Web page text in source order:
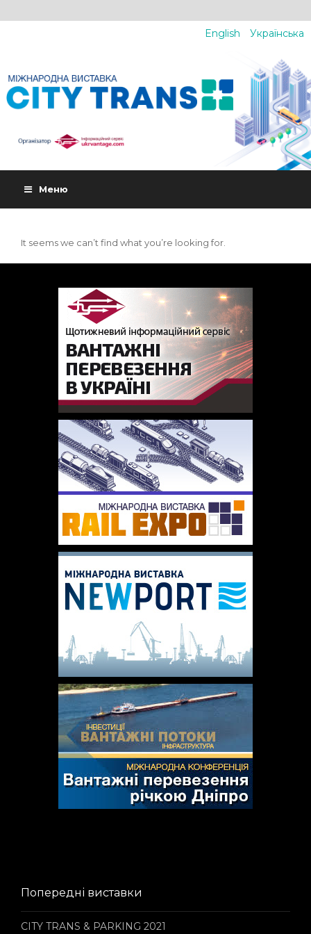
English Українська
Меню
It seems we can’t find what you’re looking for.
Попередні виставки
CITY TRANS & PARKING 2021